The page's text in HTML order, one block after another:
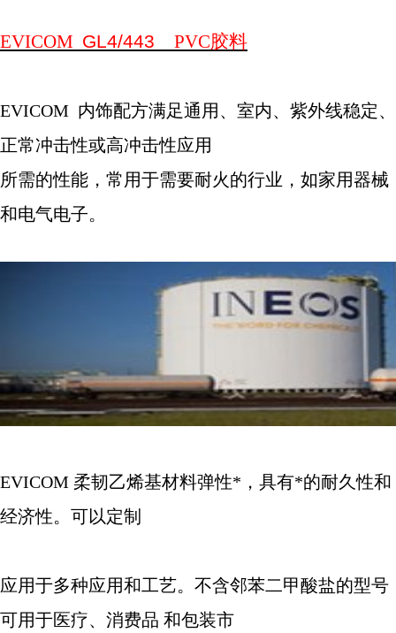
EVICOM GL4/443 PVC胶料
EVICOM 内饰配方满足通用、室内、紫外线稳定、
正常冲击性或高冲击性应用
所需的性能，常用于需要耐火的行业，如家用器械
和电气电子。
EVICOM 柔韧乙烯基材料弹性*，具有*的耐久性和
经济性。可以定制
应用于多种应用和工艺。不含邻苯二甲酸盐的型号
可用于医疗、消费品 和包装市